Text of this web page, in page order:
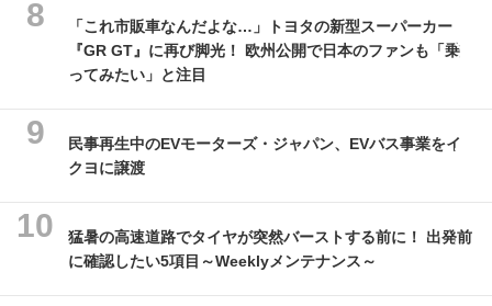
「これ市販車なんだよな…」トヨタの新型スーパーカー
『GR GT』に再び脚光！ 欧州公開で日本のファンも「乗
ってみたい」と注目
民事再生中のEVモーターズ・ジャパン、EVバス事業をイ
クヨに譲渡
猛暑の高速道路でタイヤが突然バーストする前に！ 出発前
に確認したい5項目～Weeklyメンテナンス～